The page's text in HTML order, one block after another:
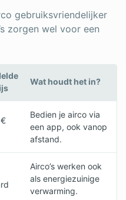
gebruiksvriendelijker
zorgen wel voor een
Wat houdt het in?
Bedien je airco via
een app, ook vanop
afstand.
Airco’s werken ook
als energiezuinige
verwarming.